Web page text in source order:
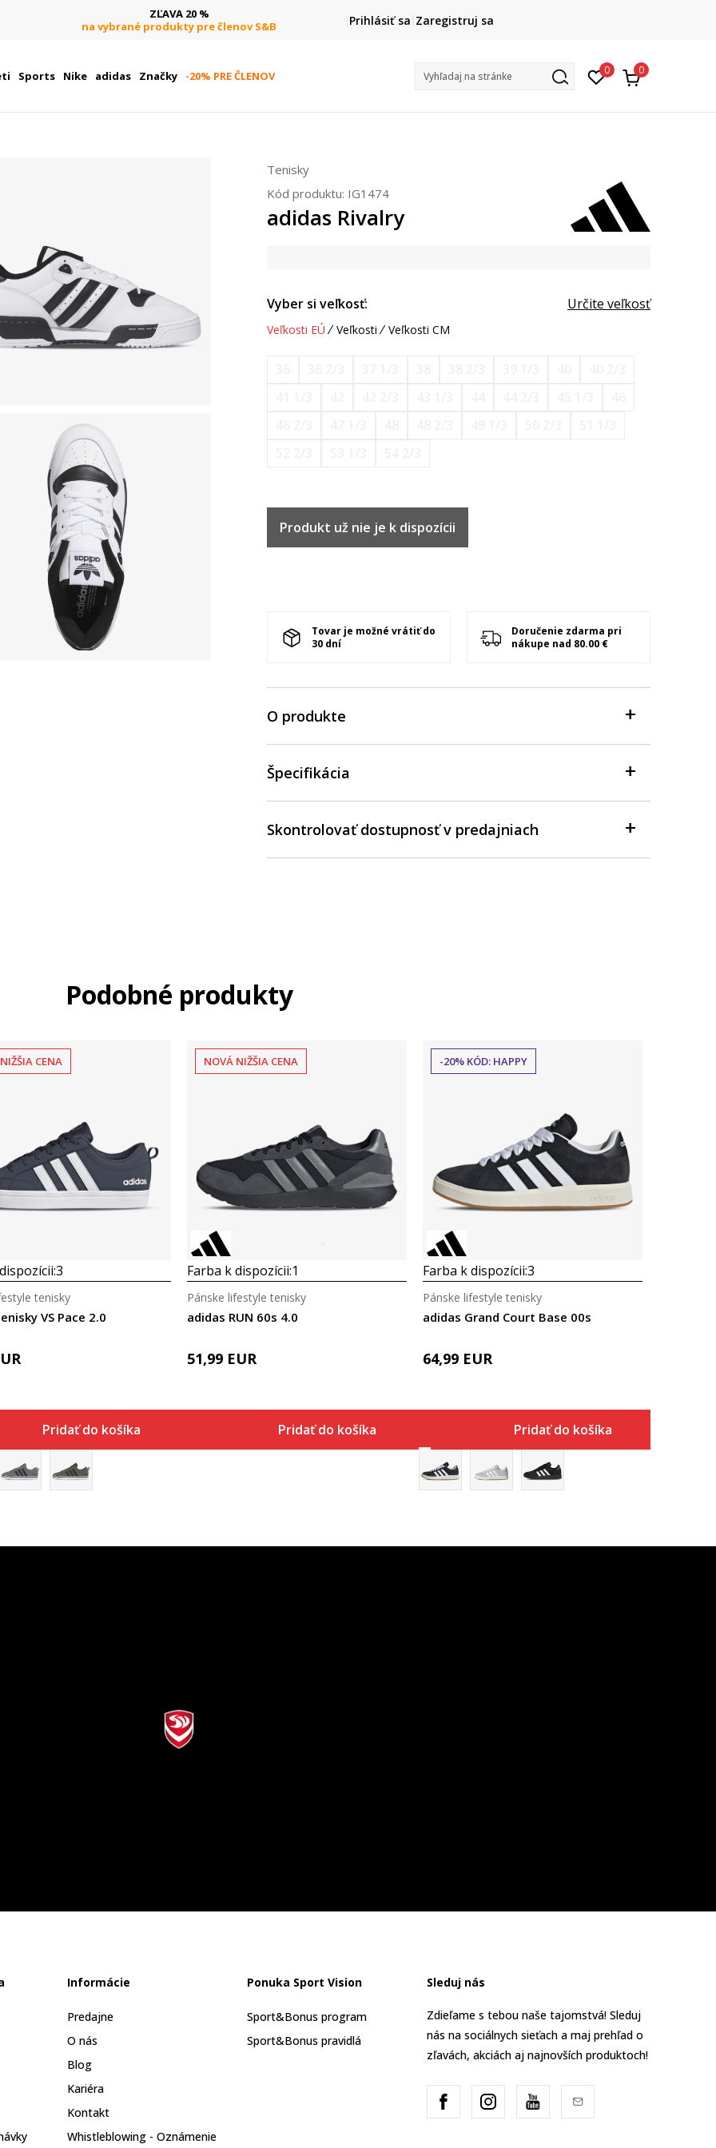
ZĽAVA 20 %
na vybrané produkty pre členov S&B
DOPRAVA ZADARMO
pri objednaní nad 80 € (neplatí pre Click&Collect)
Prihlásiť sa Zaregistruj sa
Sports Nike adidas Značky -20% PRE ČLENOV Vyhľadaj na stránke 0 0
Tenisky
Kód produktu: IG1474
adidas Rivalry
Vyber si veľkosť: Určite veľkosť
Veľkosti EÚ Veľkosti Veľkosti CM
Produkt už nie je k dispozícii
Tovar je možné vrátiť do
30 dní
Doručenie zdarma pri
nákupe nad 80.00 €
O produkte
Špecifikácia
Skontrolovať dostupnosť v predajniach
Podobné produkty
CENA
3
VS Pace 2.0
tenisky
Pridať do košíka
NOVÁ NIŽŠIA CENA
Farba k dispozícii:1
adidas RUN 60s 4.0
Pánske lifestyle tenisky
51,99 EUR
Pridať do košíka
-20% KÓD: HAPPY
Farba k dispozícii:3
adidas Grand Court Base 00s
Pánske lifestyle tenisky
64,99 EUR
Pridať do košíka
Informácie
Predajne
O nás
Blog
Kariéra
Kontakt
Whistleblowing - Oznámenie
Ponuka Sport Vision
Sport&Bonus program
Sport&Bonus pravidlá
Sleduj nás
Zdieľame s tebou naše tajomstvá! Sleduj
nás na sociálnych sieťach a maj prehľad o
zľavách, akciách aj najnovších produktoch!